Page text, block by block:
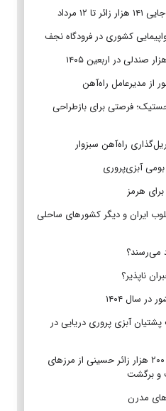
کشوری در فرودگاه نجف
از مدیرعامل راه‌آهن
فرصتی برای بازطراحی
راه‌آهن سبزوار
آبزی‌پروری
هرمز
ایران و دیگر کشورهای ساحلی
می‌رسند؟
ناپذیر؟
آبزی پروری دریایی در
ثبت تردد بیش از ۵ میلیون و ۲۰۰ هزار زائر حسینی از مرزهای
و برگشت
مدرن